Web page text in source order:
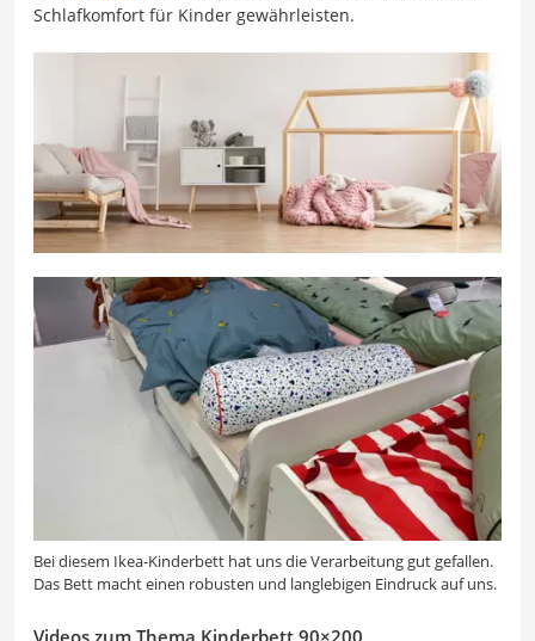
Schlafkomfort für Kinder gewährleisten.
Bei diesem Ikea-Kinderbett hat uns die Verarbeitung gut gefallen.
Das Bett macht einen robusten und langlebigen Eindruck auf uns.
Videos zum Thema Kinderbett 90×200